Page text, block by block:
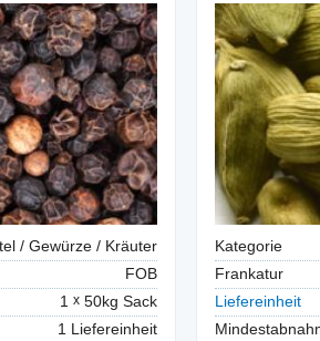
/ Gewürze / Kräuter
FOB
1
50kg Sack
1 Liefereinheit
Kategorie
Frankatur
Liefereinheit